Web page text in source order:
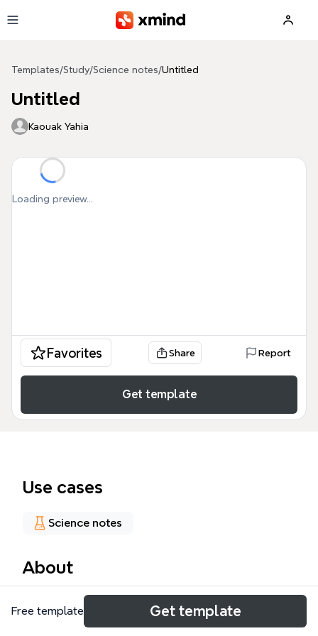
Templates/Study/Science notes/Untitled
Untitled
Kaouak Yahia
Loading preview...
Favorites Share Report
Get template
Use cases
Science notes
About
Ce modèle Xmind explore les composants internes
d'un ordinateur, couvrant six éléments essentiels : la
Free template Get template